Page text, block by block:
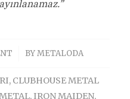
BYMETALODA
, CLUBHOUSE METAL
,IRON MAIDEN,